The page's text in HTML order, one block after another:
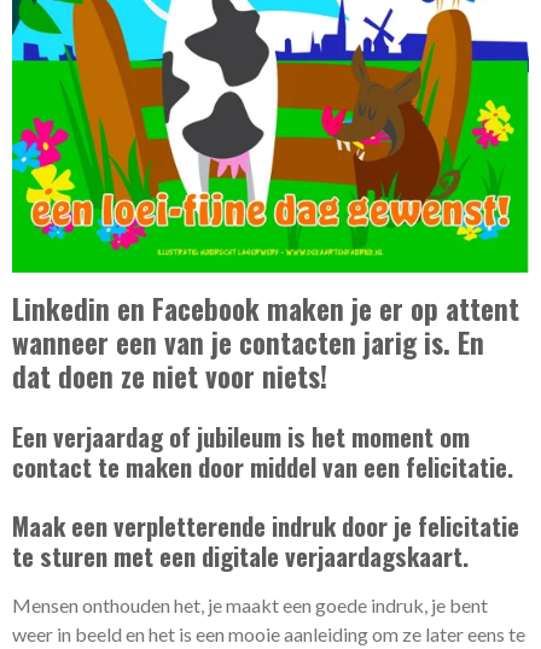
Linkedin en Facebook maken je er op attent
wanneer een van je contacten jarig is. En
dat doen ze niet voor niets!
Een verjaardag of jubileum is het moment om
contact te maken door middel van een felicitatie.
Maak een verpletterende indruk door je felicitatie
te sturen met een digitale verjaardagskaart.
Mensen onthouden het, je maakt een goede indruk, je bent
weer in beeld en het is een mooie aanleiding om ze later eens te